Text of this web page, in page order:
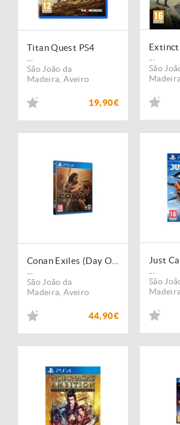
Titan Quest PS4
São João da
Madeira ,Aveiro
19,90€
São
São João da
Madeira ,Aveiro
44,90€
Just
São